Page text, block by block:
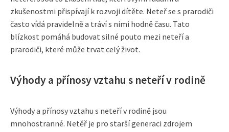
zkušenostmi přispívají k rozvoji dítěte. Neteř se s prarodiči
často vídá pravidelně a tráví s nimi hodně času. Tato
blízkost pomáhá budovat silné pouto mezi neteří a
prarodiči, které může trvat celý život.
Výhody a přínosy vztahu s neteří v rodině
Výhody a přínosy vztahu s neteří v rodině jsou
mnohostranné. Netěř je pro starší generaci zdrojem